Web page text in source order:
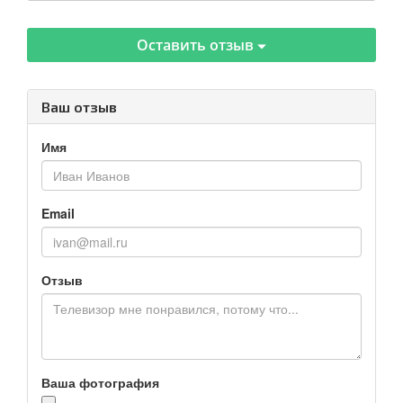
Оставить отзыв
Ваш отзыв
Имя
Email
Отзыв
Ваша фотография